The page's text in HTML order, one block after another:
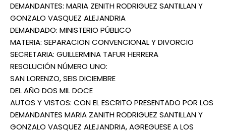
DEMANDANTES: MARIA ZENITH RODRIGUEZ SANTILLAN Y
GONZALO VASQUEZ ALEJANDRIA
DEMANDADO: MINISTERIO PÚBLICO
MATERIA: SEPARACION CONVENCIONAL Y DIVORCIO
SECRETARIA: GUILLERMINA TAFUR HERRERA
RESOLUCIÓN NÚMERO UNO:
SAN LORENZO, SEIS DICIEMBRE
DEL AÑO DOS MIL DOCE
AUTOS Y VISTOS: CON EL ESCRITO PRESENTADO POR LOS
DEMANDANTES MARIA ZANITH RODRIGUEZ SANTILLAN Y
GONZALO VASQUEZ ALEJANDRIA, AGREGUESE A LOS